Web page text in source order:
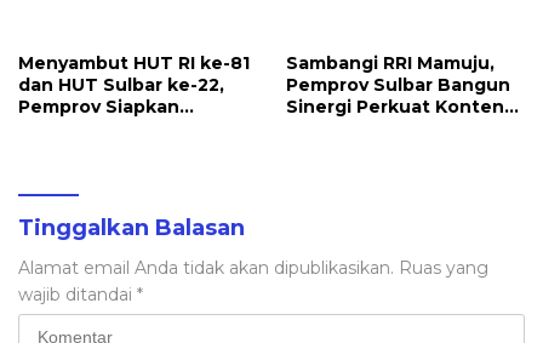
Perlindungannya
Menyambut HUT RI ke-81
dan HUT Sulbar ke-22,
Pemprov Siapkan
Sambangi RRI Mamuju,
Pemprov Sulbar Bangun
Sinergi Perkuat Konten
Tinggalkan Balasan
Alamat email Anda tidak akan dipublikasikan. Ruas yang
wajib ditandai *